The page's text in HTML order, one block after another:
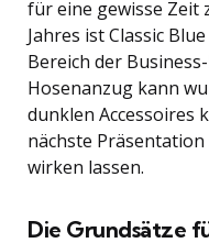
für eine gewisse Zeit
Jahres ist Classic
Bereich der
Hosenanzug kann
dunklen Accessoires
nächste
wirken lassen.
Die Grundsätze